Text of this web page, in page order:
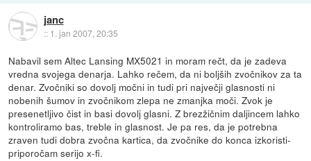
janc
:: 1. jan 2007, 20:35
Nabavil sem Altec Lansing MX5021 in moram rečt, da je zadeva
vredna svojega denarja. Lahko rečem, da ni boljših zvočnikov za ta
denar. Zvočniki so dovolj močni in tudi pri največji glasnosti ni
nobenih šumov in zvočnikom zlepa ne zmanjka moči. Zvok je
presenetljivo čist in basi dovolj glasni. Z brezžičnim daljincem lahko
kontroliramo bas, treble in glasnost. Je pa res, da je potrebna
zraven tudi dobra zvočna kartica, da zvočnike do konca izkoristi-
priporočam serijo x-fi.